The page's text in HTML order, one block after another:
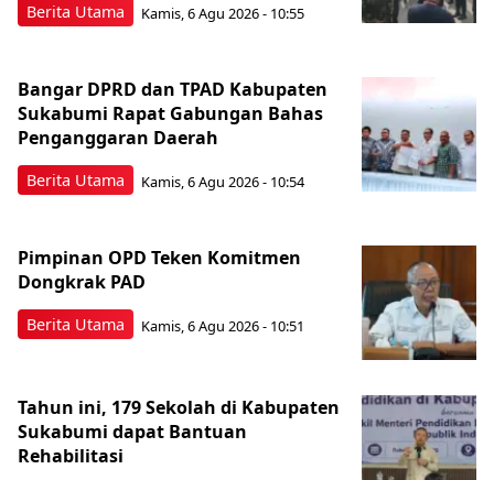
Berita Utama Kamis, 6 Agu 2026 - 10:55
Berita Utama
Bangar DPRD dan TPAD Kabupaten
Sukabumi Rapat Gabungan Bahas
Penganggaran Daerah
Kamis, 6 Agu 2026 - 10:54
Berita Utama
Pimpinan OPD Teken Komitmen
Dongkrak PAD
Kamis, 6 Agu 2026 - 10:51
Tahun ini, 179 Sekolah di Kabupaten
Sukabumi dapat Bantuan
Rehabilitasi